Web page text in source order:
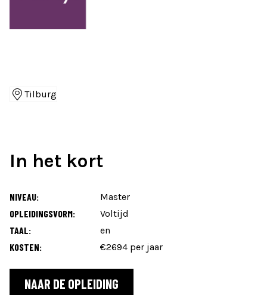
Tilburg
In het kort
NIVEAU:
Master
OPLEIDINGSVORM:
Voltijd
TAAL:
en
KOSTEN:
€2694 per jaar
NAAR DE OPLEIDING